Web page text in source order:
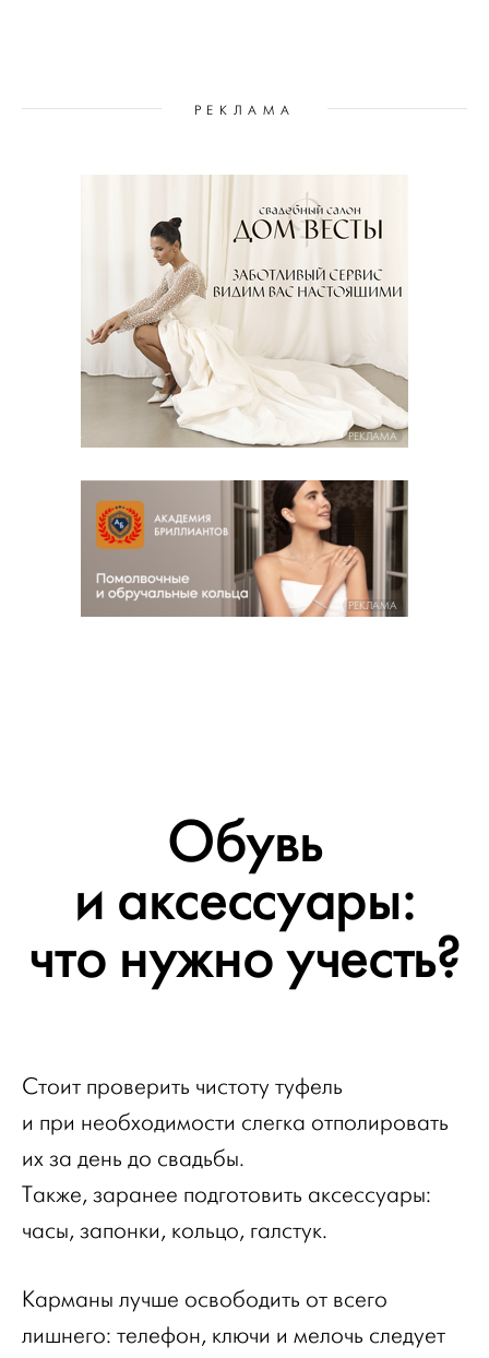
РЕКЛАМА
РЕКЛАМА
РЕКЛАМА
Обувь
и аксессуары:
что нужно учесть?
Стоит проверить чистоту туфель
и при необходимости слегка отполировать
их за день до свадьбы.
Также, заранее подготовить аксессуары:
часы, запонки, кольцо, галстук.
Карманы лучше освободить от всего
лишнего: телефон, ключи и мелочь следует